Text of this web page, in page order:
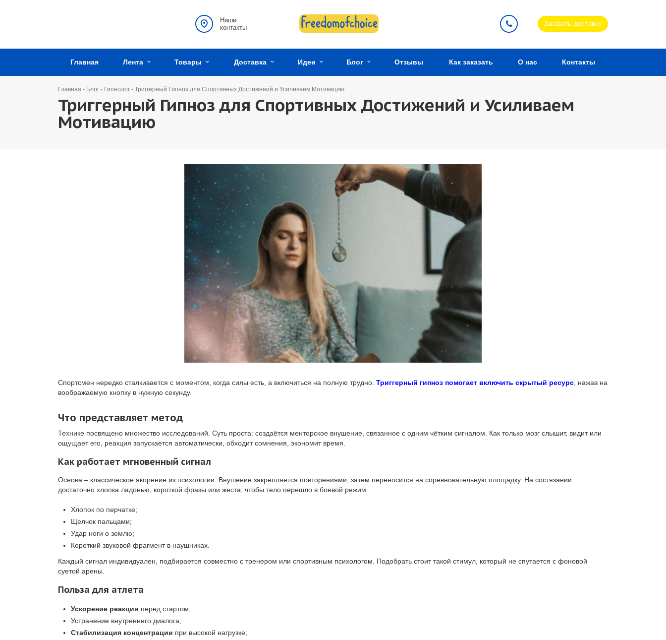
Наши
контакты
Заказать доставку
Главная Лента Товары Доставка Идеи Блог Отзывы Как заказать О нас Контакты
Главная - Блог - Гипнолог - Триггерный Гипноз для Спортивных Достижений и Усиливаем Мотивацию
Триггерный Гипноз для Спортивных Достижений и Усиливаем
Мотивацию
Спортсмен нередко сталкивается с моментом, когда силы есть, а включиться на полную трудно. Триггерный гипноз помогает включить скрытый ресурс , нажав на
воображаемую кнопку в нужную секунду.
Что представляет метод
Технике посвящено множество исследований. Суть проста: создаётся менторское внушение, связанное с одним чётким сигналом. Как только мозг слышит, видит или
ощущает его, реакция запускается автоматически, обходит сомнения, экономит время.
Как работает мгновенный сигнал
Основа – классическое якорение из психологии. Внушение закрепляется повторениями, затем переносится на соревновательную площадку. На состязании
достаточно хлопка ладонью, короткой фразы или жеста, чтобы тело перешло в боевой режим.
Хлопок по перчатке;
Щелчок пальцами;
Удар ноги о землю;
Короткий звуковой фрагмент в наушниках.
Каждый сигнал индивидуален, подбирается совместно с тренером или спортивным психологом. Подобрать стоит такой стимул, который не спутается с фоновой
суетой арены.
Польза для атлета
Ускорение реакции перед стартом;
Устранение внутреннего диалога;
Стабилизация концентрации при высокой нагрузке;